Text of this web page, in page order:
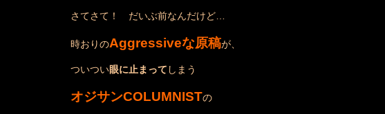
さてさて！ だいぶ前なんだけど…
時おりのAggressiveな原稿が、
ついつい眼に止まって しまう
オジサンCOLUMNISTの